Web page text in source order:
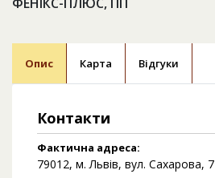
Опис Карта Відгуки
Контакти
Фактична адреса:
79012, м. Львів, вул. Сахарова, 7